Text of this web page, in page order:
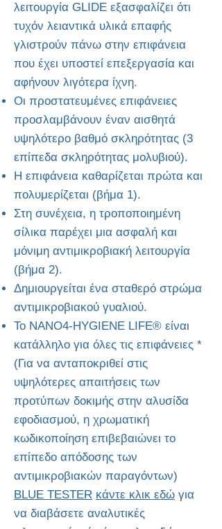
λειτουργία GLIDE εξασφαλίζει ότι
τυχόν λειαντικά υλικά επαφής
γλιστρούν πάνω στην επιφάνεια
που έχει υποστεί επεξεργασία και
αφήνουν λιγότερα ίχνη.
Οι προστατευμένες επιφάνειες
προσλαμβάνουν έναν αισθητά
υψηλότερο βαθμό σκληρότητας (3
επίπεδα σκληρότητας μολυβιού).
Η επιφάνεια καθαρίζεται πρώτα και
πολυμερίζεται (βήμα 1).
Στη συνέχεια, η τροποποιημένη
σίλικα παρέχει μια ασφαλή και
μόνιμη αντιμικροβιακή λειτουργία
(βήμα 2).
Δημιουργείται ένα σταθερό στρώμα
αντιμικροβιακού γυαλιού.
Το NANO4-HYGIENE LIFE® είναι
κατάλληλο για όλες τις επιφάνειες *
(Για να ανταποκριθεί στις
υψηλότερες απαιτήσεις των
προτύπων δοκιμής στην αλυσίδα
εφοδιασμού, η χρωματική
κωδικοποίηση επιβεβαιώνει το
επίπεδο απόδοσης των
αντιμικροβιακών παραγόντων)
BLUE TESTER κάντε κλικ εδώ για
να διαβάσετε αναλυτικές